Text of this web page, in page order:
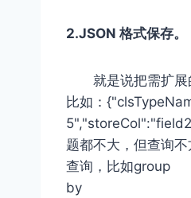
2.JSON 格式保存。
就是说把需扩
比如：
题都不大，但查询
查询，比如group
by